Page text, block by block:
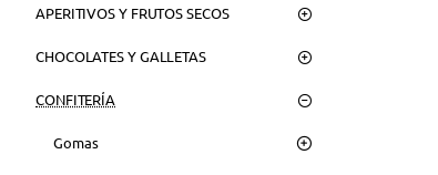
APERITIVOS Y FRUTOS SECOS
CHOCOLATES Y GALLETAS
CONFITERÍA
Gomas